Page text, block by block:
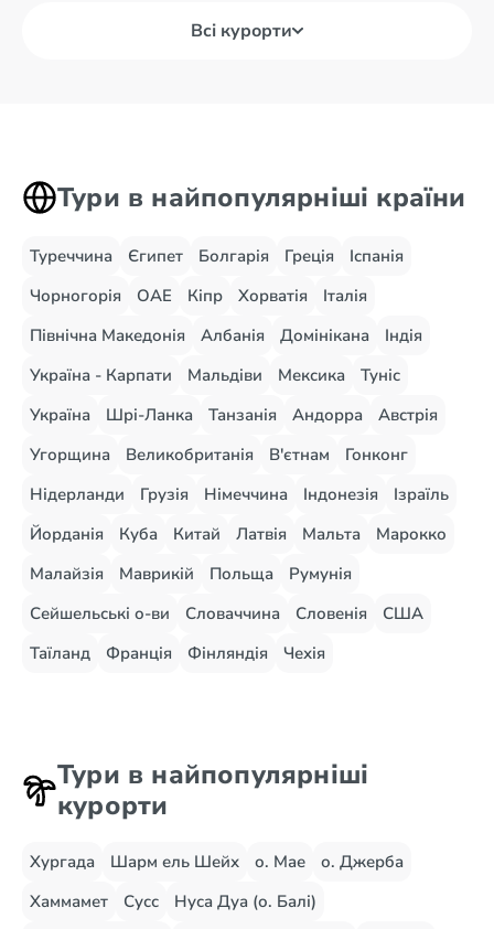
Всі курорти
Тури в найпопулярніші країни
Туреччина Єгипет Болгарія Греція
Іспанія
Чорногорія
ОАЕ Кіпр Хорватія
Італія
Північна Македонія
Албанія Домінікана
Індія
Україна - Карпати
Мальдіви Мексика
Туніс
Україна
Шрі-Ланка Танзанія Андорра
Австрія
Угорщина
Великобританія В'єтнам
Гонконг
Нідерланди
Грузія Німеччина Індонезія
Ізраїль
Йорданія
Куба Китай Латвія Мальта
Марокко
Малайзія
Маврикій Польща
Румунія
Сейшельські о-ви
Словаччина Словенія
США
Таїланд
Франція Фінляндія Чехія
Тури в найпопулярніші
курорти
Хургада Шарм ель Шейх о. Мае
о. Джерба
Хаммамет
Сусс
Нуса Дуа (о. Балі)